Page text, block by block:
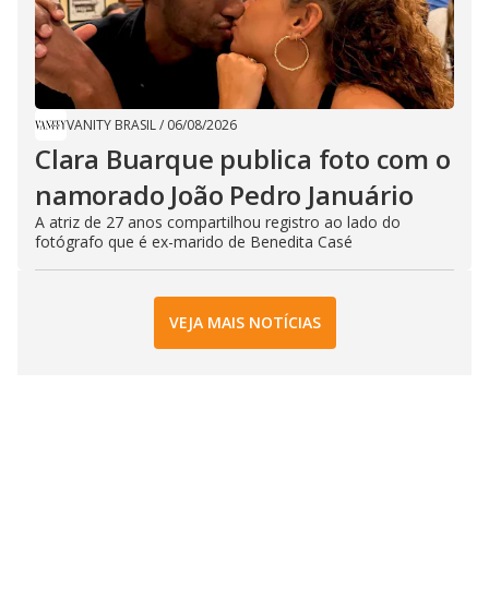
VANITY BRASIL/ 06/08/2026
Clara Buarque publica foto com o
namorado João Pedro Januário
A atriz de 27 anos compartilhou registro ao lado do
fotógrafo que é ex-marido de Benedita Casé
VEJA MAIS NOTÍCIAS